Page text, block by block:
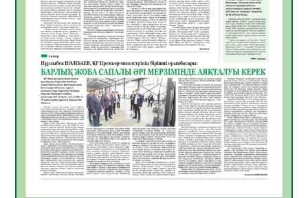
Өңірде «Кең дала-2» бағдарламасы арқылы
80 шаруашылық қаржыландырылды
09.08.2026
23
Жер ресурстары тиімді игерілуде
09.08.2026
24
Ел игілігі үшін еңбек етіп жүрген
құрылысшыларға құрмет көрсетті
08.08.2026
21
ҚЫЗЫЛОРДАДА «ЖАСЫЛ ЕЛ» ЕҢБЕК